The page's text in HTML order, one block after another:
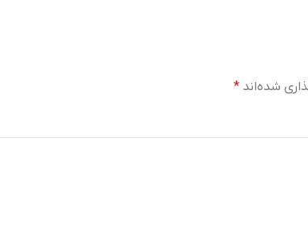
شده‌اند *